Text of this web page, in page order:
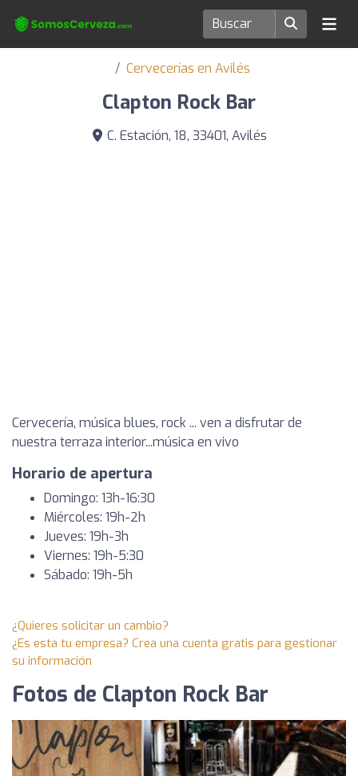
Cervecerías en Avilés
Clapton Rock Bar
C. Estación, 18, 33401, Avilés
Cervecería, música blues, rock ... ven a disfrutar de
nuestra terraza interior...música en vivo
Horario de apertura
Domingo: 13h-16:30
Miércoles: 19h-2h
Jueves: 19h-3h
Viernes: 19h-5:30
Sábado: 19h-5h
¿Quieres solicitar un cambio?
¿Es esta tu empresa? Crea una cuenta gratis para gestionar
su información
Fotos de Clapton Rock Bar